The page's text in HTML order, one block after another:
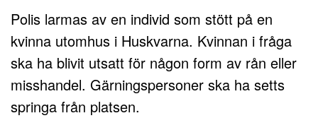
Polis larmas av en individ som stött på en
kvinna utomhus i Huskvarna. Kvinnan i fråga
ska ha blivit utsatt för någon form av rån eller
misshandel. Gärningspersoner ska ha setts
springa från platsen.